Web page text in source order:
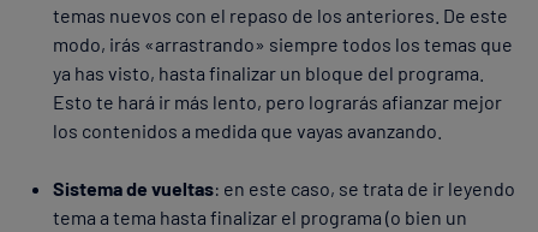
temas nuevos con el repaso de los anteriores. De este
modo, irás «arrastrando» siempre todos los temas que
ya has visto, hasta finalizar un bloque del programa.
Esto te hará ir más lento, pero lograrás afianzar mejor
los contenidos a medida que vayas avanzando.
Sistema de vueltas: en este caso, se trata de ir leyendo
tema a tema hasta finalizar el programa (o bien un